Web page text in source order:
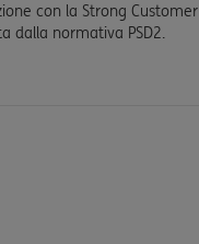
con la Strong Customer
dalla normativa PSD2.